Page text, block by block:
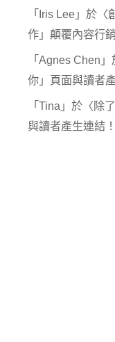
「 Iris Lee 」於〈
作」顛覆內容行
「 Agnes Chen
你」頁面與讀者
「 Tina 」於〈除
與讀者產生連結！